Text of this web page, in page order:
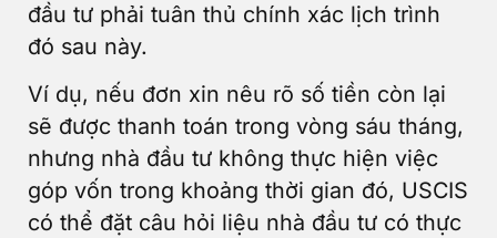
đầu tư phải tuân thủ chính xác lịch trình
đó sau này.
Ví dụ, nếu đơn xin nêu rõ số tiền còn lại
sẽ được thanh toán trong vòng sáu tháng,
nhưng nhà đầu tư không thực hiện việc
góp vốn trong khoảng thời gian đó, USCIS
có thể đặt câu hỏi liệu nhà đầu tư có thực